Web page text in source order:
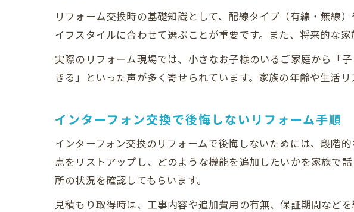
インターフ
リフォーム
リフォーム
リフォーム交換時の基礎知識として、配線タイプ（有線・無線
イフスタイルに合わせて選ぶことが重要です。また、将来的な
実際のリフォーム現場では、小さなお子様のいるご家庭から「
きる」といった声が多く寄せられています。家族の年齢や生活
インターフォン交換で後悔しないリフォーム手順
インターフォン交換のリフォームで後悔しないためには、段階
点をリストアップし、どのような機能を追加したいかを家族で
所の状況を確認してもらいます。
見積もり取得時は、工事内容や追加費用の有無、保証期間など